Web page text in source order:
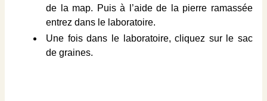
de la map. Puis à l’aide de la pierre ramassée
entrez dans le laboratoire.
Une fois dans le laboratoire, cliquez sur le sac
de graines.